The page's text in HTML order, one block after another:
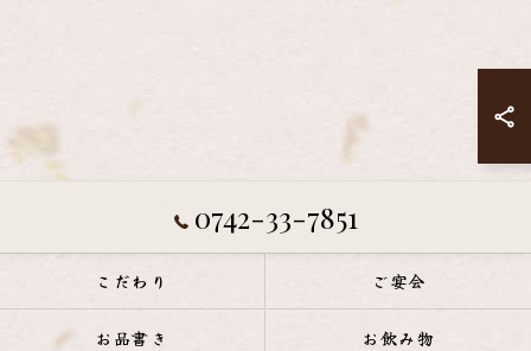
0742-33-7851
こだわり ご宴会
お品書き お飲み物